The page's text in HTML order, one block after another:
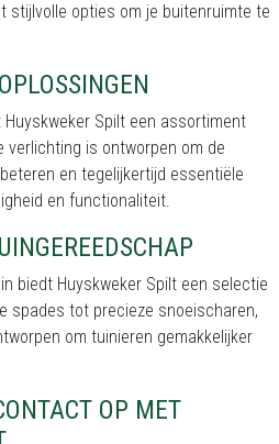
stijlvolle opties om je buitenruimte te
Spilt een assortiment
verlichting is ontworpen om de
en tegelijkertijd essentiële
en functionaliteit.
biedt Huyskweker Spilt een selectie
spades tot precieze snoeischaren,
om tuinieren gemakkelijker
OP MET